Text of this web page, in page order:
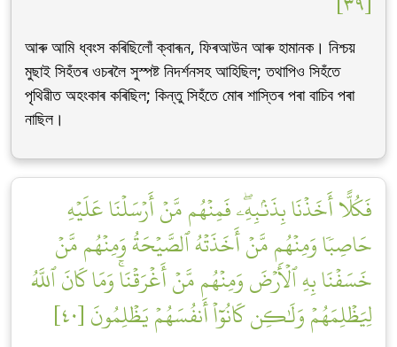
আৰু আমি ধ্বংস কৰিছিলোঁ ক্বাৰূন, ফিৰআউন আৰু হামানক। নিশ্চয়
মুছাই সিহঁতৰ ওচৰলৈ সুস্পষ্ট নিদৰ্শনসহ আহিছিল; তথাপিও সিহঁতে
পৃথিৱীত অহংকাৰ কৰিছিল; কিন্তু সিহঁতে মোৰ শাস্তিৰ পৰা বাচিব পৰা
নাছিল।
فَكُلًّا أَخَذۡنَا بِذَنۢبِهِۦۖ فَمِنۡهُم مَّنۡ أَرۡسَلۡنَا عَلَيۡهِ
حَاصِبٗا وَمِنۡهُم مَّنۡ أَخَذَتۡهُ ٱلصَّيۡحَةُ وَمِنۡهُم مَّنۡ
خَسَفۡنَا بِهِ ٱلۡأَرۡضَ وَمِنۡهُم مَّنۡ أَغۡرَقۡنَاۚ وَمَا كَانَ ٱللَّهُ
لِيَظۡلِمَهُمۡ وَلَٰكِن كَانُوٓاْ أَنفُسَهُمۡ يَظۡلِمُونَ [٤٠]